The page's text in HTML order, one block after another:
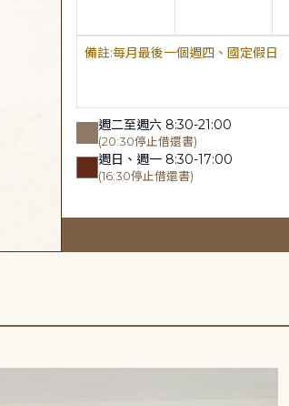
每月最後一個週四、國定假日
週二至週六 8:30-21:00
(20:30停止借還書)
週日、週一 8:30-17:00
(16:30停止借還書)